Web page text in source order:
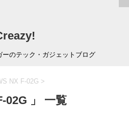
のテック・ガジェットブログ
NX F-02G >
02G 」 一覧